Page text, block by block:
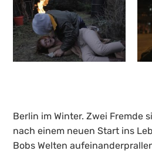
Berlin im Winter. Zwei Fremde
nach einem neuen Start ins
Bobs Welten